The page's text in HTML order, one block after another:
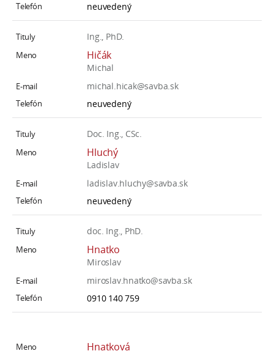
neuvedený
Ing., PhD.
Hičák
Michal
michal.hicak@savba.sk
neuvedený
Doc. Ing., CSc.
Hluchý
Ladislav
ladislav.hluchy@savba.sk
neuvedený
doc. Ing., PhD.
Hnatko
Miroslav
miroslav.hnatko@savba.sk
0910 140 759
Hnatková